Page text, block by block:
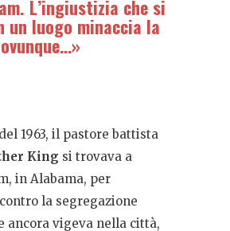
L’ingiustizia che si
un luogo minaccia la
1963, il pastore battista
King si trovava a
in Alabama, per
la segregazione
ancora vigeva nella città,